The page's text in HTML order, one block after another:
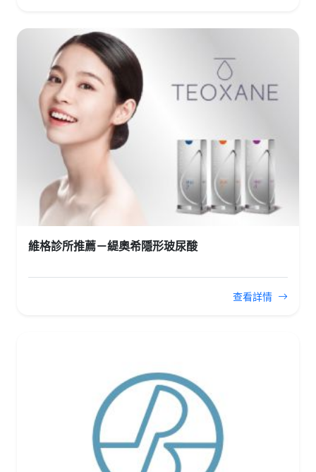
維格診所推薦－緹奧希隱形玻尿酸
查看詳情